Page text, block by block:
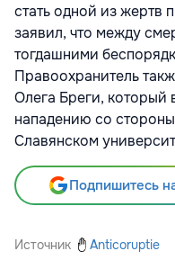
стать одной из жертв
заявил, что между
тогдашними
Правоохранитель
Олега Бреги, который
нападению со
Славянском
Подпишитесь
Источник Anticoruptie